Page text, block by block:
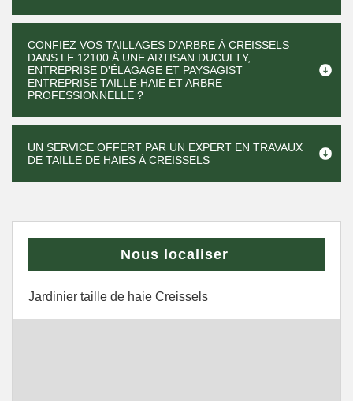
CONFIEZ VOS TAILLAGES D’ARBRE À CREISSELS
DANS LE 12100 À UNE ARTISAN DUCULTY,
ENTREPRISE D'ÉLAGAGE ET PAYSAGIST
ENTREPRISE TAILLE-HAIE ET ARBRE
PROFESSIONNELLE ?
UN SERVICE OFFERT PAR UN EXPERT EN TRAVAUX
DE TAILLE DE HAIES À CREISSELS
Nous localiser
Jardinier taille de haie Creissels